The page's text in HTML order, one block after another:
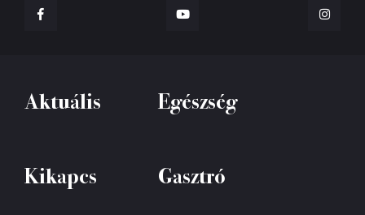
Aktuális Egészség
Kikapcs Gasztró